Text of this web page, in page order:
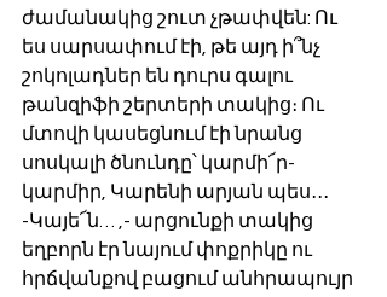
ժամանակից շուտ չթափվեն: Ու
ես սարսափում էի, թե այդ ի՞նչ
շոկոլադներ են դուրս գալու
թանզիֆի շերտերի տակից։ Ու
մտովի կասեցնում էի նրանց
սոսկալի ծնունդը՝ կարմի՜ր-
կարմիր, Կարենի արյան պես․․․
-Կայե՜ն… ,- արցունքի տակից
եղբորն էր նայում փոքրիկը ու
հրճվանքով բացում անհրապույր